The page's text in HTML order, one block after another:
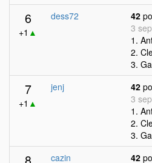
6
+1 ▲
dess72 42
3
1.
2.
3.
7
+1 ▲
jenj 42
3
1.
2.
3.
cazin 42